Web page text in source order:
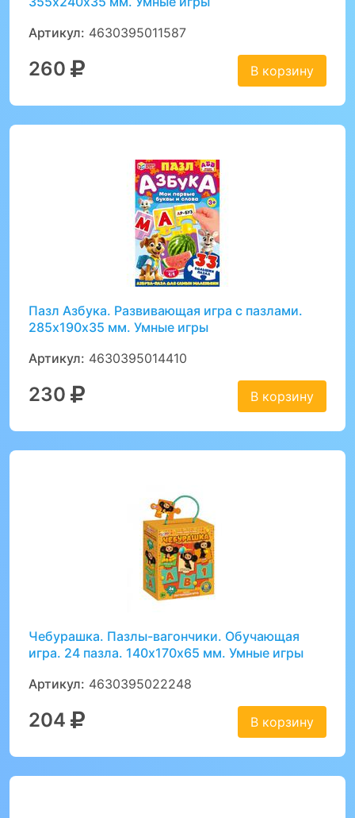
Артикул: 4630395011587
260 В корзину
Пазл Азбука. Развивающая игра с пазлами.
285х190х35 мм. Умные игры
Артикул: 4630395014410
230 В корзину
Чебурашка. Пазлы-вагончики. Обучающая
игра. 24 пазла. 140х170х65 мм. Умные игры
Артикул: 4630395022248
204 В корзину